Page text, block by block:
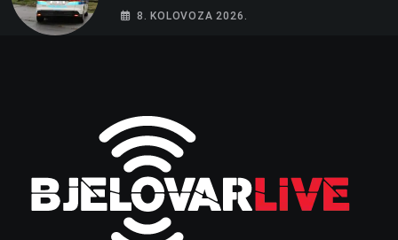
žena na intenzivnoj
8. KOLOVOZA 2026.